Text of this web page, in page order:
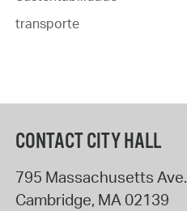
transporte
CONTACT CITY HALL
795 Massachusetts Ave.
Cambridge, MA02139